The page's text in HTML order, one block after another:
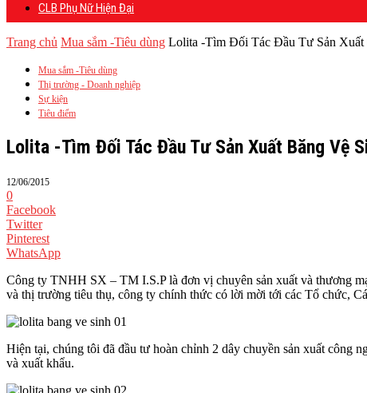
CLB Phụ Nữ Hiện Đại
Trang chủ Mua sắm -Tiêu dùng Lolita -Tìm Đối Tác Đầu Tư Sản Xuất
Mua sắm -Tiêu dùng
Thị trường - Doanh nghiệp
Sự kiện
Tiêu điểm
Lolita -Tìm Đối Tác Đầu Tư Sản Xuất Băng Vệ
12/06/2015
0
Facebook
Twitter
Pinterest
WhatsApp
Công ty TNHH SX – TM I.S.P là đơn vị chuyên sản xuất và thương
và thị trường tiêu thụ, công ty chính thức có lời mời tới các Tổ chức,
Hiện tại, chúng tôi đã đầu tư hoàn chỉnh 2 dây chuyền sản xuất công
và xuất khẩu.